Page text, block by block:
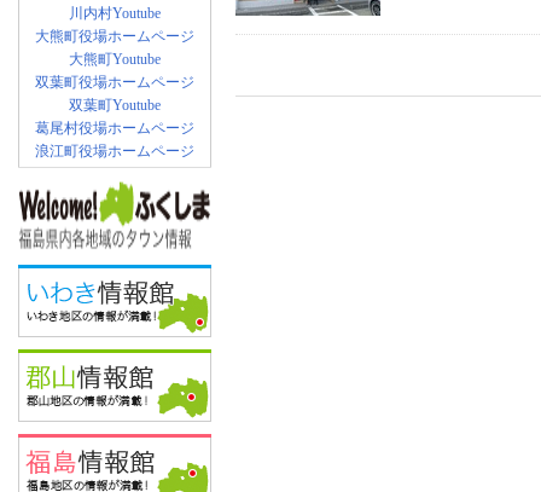
川内村Youtube
大熊町役場ホームページ
大熊町Youtube
双葉町役場ホームページ
双葉町Youtube
葛尾村役場ホームページ
浪江町役場ホームページ